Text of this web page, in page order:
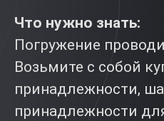
Что нужно знать:
Погружение
Возьмите с собой
принадлежности,
принадлежности